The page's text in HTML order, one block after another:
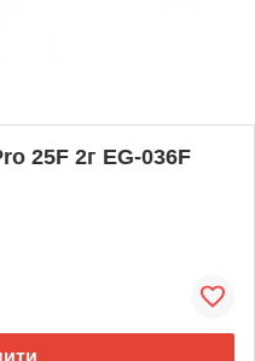
25F 2г EG-036F